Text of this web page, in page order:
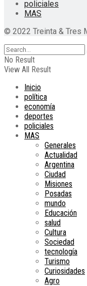
policiales
MAS
© 2022 Treinta & Tres
No Result
View All Result
Inicio
política
economía
deportes
policiales
MAS
Generales
Actualidad
Argentina
Ciudad
Misiones
Posadas
mundo
Educación
salud
Cultura
Sociedad
tecnología
Turismo
Curiosidades
Agro